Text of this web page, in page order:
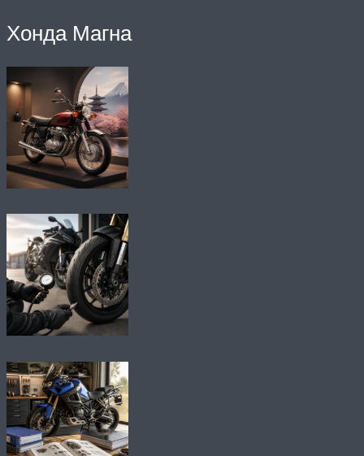
Хонда Магна